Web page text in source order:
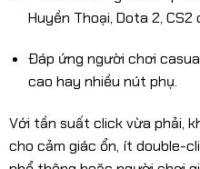
Huyền Thoại, Dota 2, CS2
Đáp ứng người chơi
cao hay nhiều nút phụ.
Với tần suất click vừa phải,
cho cảm giác ổn, ít double-